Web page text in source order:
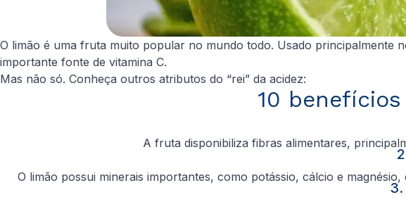
O limão é uma fruta muito popular no mundo todo. Usado principalmente
importante fonte de vitamina C.
Mas não só. Conheça outros atributos do “rei” da acidez:
10
A fruta disponibiliza fibras alimentares,
O limão possui minerais importantes, como potássio, cálcio e magnésio,